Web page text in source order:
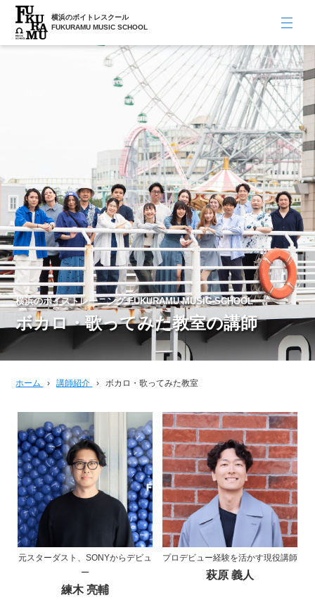
横浜のボイトレスクール
FUKURAMU MUSIC SCHOOL
横浜のボイストレーニング FUKURAMU MUSIC SCHOOL
ボカロ・歌ってみた教室の講師
ホーム › 講師紹介 › ボカロ・歌ってみた教室
元スターダスト、SONYからデビュ
ー
練木 亮輔
プロデビュー経験を活かす現役講師
萩原 義人